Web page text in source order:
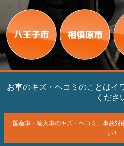
お車のキズ・ヘコミのことはイ
くださ
国産車・輸入車のキズ・ヘコミ、 事故対
い!!